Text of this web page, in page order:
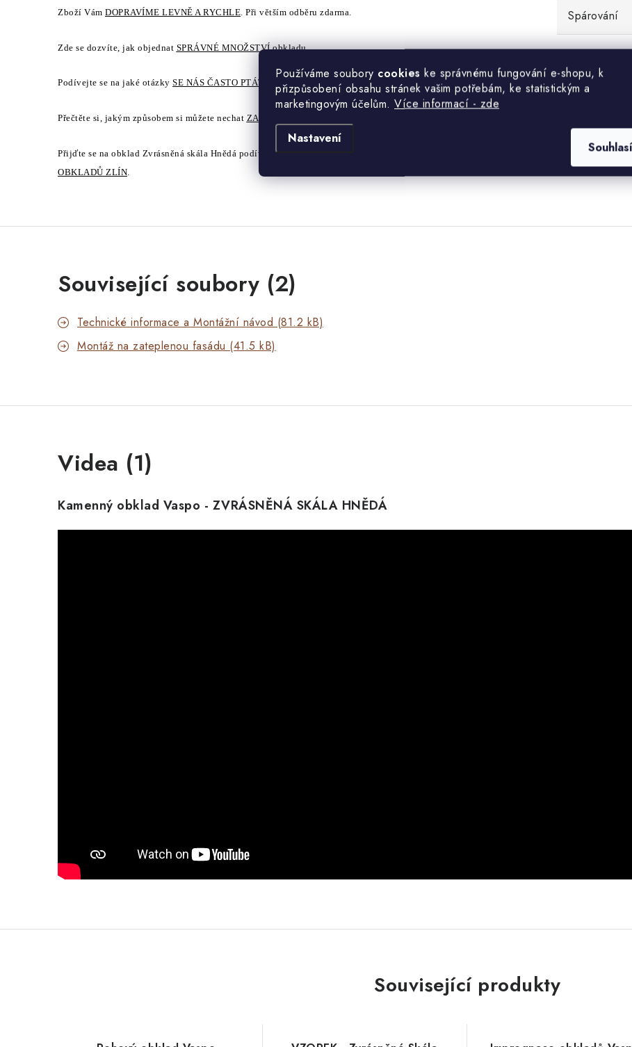
Používáme soubory cookies ke správnému fungování e-shopu, k
přizpůsobení obsahu stránek vašim potřebám, ke statistickým a
marketingovým účelům. Více informací - zde
Nastavení
Zboží Vám DOPRAVÍME LEVNĚ A RYCHLE. Při větším odběru zdarma.
Zde se dozvíte, jak objednat SPRÁVNÉ MNOŽSTVÍobkladu.
Podívejte se na jaké otázky SE NÁS ČASTO PTÁTE
Přečtěte si, jakým způsobem si můžete nechat ZASLAT ZDARMA VZOREK
Přijďte se na obklad Zvrásněná skála Hnědá podívat k nám do
OBKLADŮ ZLÍN.
Spárování
Rohové prvky
Tolerance
Související soubory (2)
Technické informace a Montážní návod (81.2 kB)
Montáž na zateplenou fasádu (41.5 kB)
Videa (1)
Kamenný obklad Vaspo - ZVRÁSNĚNÁ SKÁLA HNĚDÁ
Související produkty